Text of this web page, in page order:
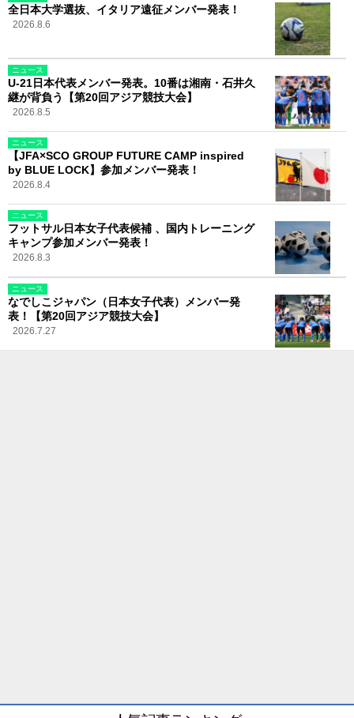
全日本大学選抜、イタリア遠征メンバー発表！
2026.8.6
ニュース
U-21日本代表メンバー発表。10番は湘南・石井久
継が背負う【第20回アジア競技大会】
2026.8.5
ニュース
【JFA×SCO GROUP FUTURE CAMP inspired
by BLUE LOCK】参加メンバー発表！
2026.8.4
ニュース
フットサル日本女子代表候補 、国内トレーニング
キャンプ参加メンバー発表！
2026.8.3
ニュース
なでしこジャパン（日本女子代表）メンバー発
表！【第20回アジア競技大会】
2026.7.27